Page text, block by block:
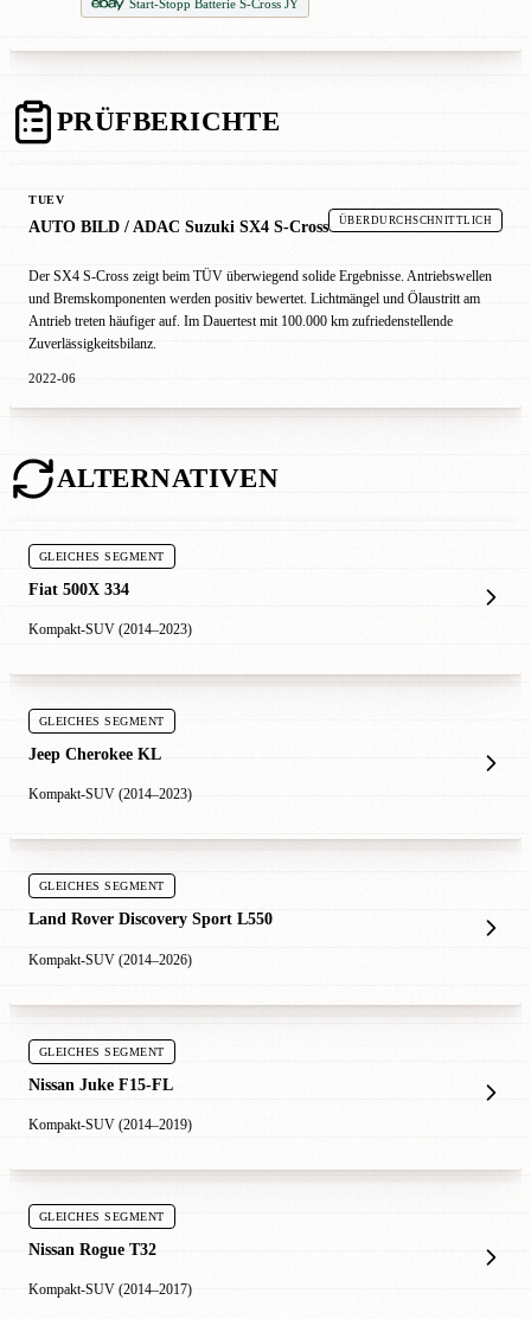
Start-Stopp Batterie S-Cross JY
PRÜFBERICHTE
TUEV
AUTO BILD / ADAC Suzuki SX4 S-Cross ÜBERDURCHSCHNITTLICH
Der SX4 S-Cross zeigt beim TÜV überwiegend solide Ergebnisse. Antriebswellen
und Bremskomponenten werden positiv bewertet. Lichtmängel und Ölaustritt am
Antrieb treten häufiger auf. Im Dauertest mit 100.000 km zufriedenstellende
Zuverlässigkeitsbilanz.
2022-06
ALTERNATIVEN
GLEICHES SEGMENT
Fiat 500X 334
Kompakt-SUV (2014–2023)
GLEICHES SEGMENT
Jeep Cherokee KL
Kompakt-SUV (2014–2023)
GLEICHES SEGMENT
Land Rover Discovery Sport L550
Kompakt-SUV (2014–2026)
GLEICHES SEGMENT
Nissan Juke F15-FL
Kompakt-SUV (2014–2019)
GLEICHES SEGMENT
Nissan Rogue T32
Kompakt-SUV (2014–2017)